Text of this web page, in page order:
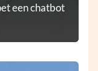
een chatbot